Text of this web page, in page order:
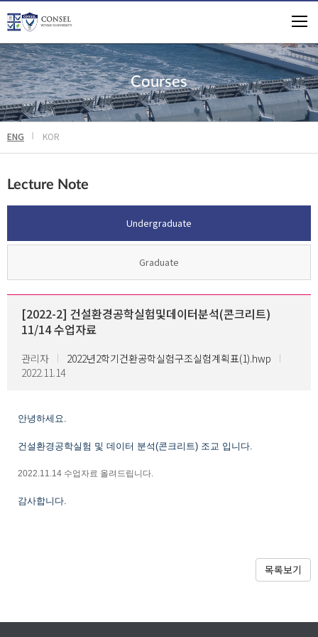
Courses
ENG KOR
Lecture Note
Undergraduate
Graduate
[2022-2] 건설환경공학실험및데이터분석(콘크리트)
11/14 수업자료
관리자
2022년2학기건환공학실험구조실험계획표(1).hwp
2022.11.14
안녕하세요.
건설환경공학실험 및 데이터 분석(콘크리트) 조교 입니다.
2022.11.14 수업자료 올려드립니다.
감사합니다.
목록보기